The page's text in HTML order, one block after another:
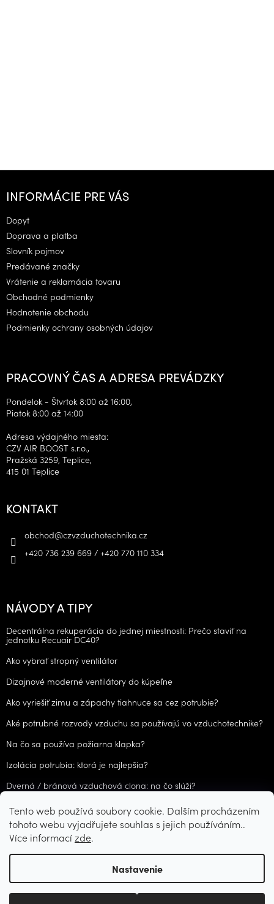
Tento web používá soubory cookie. Dalším procházením
tohoto webu vyjadřujete souhlas s jejich používáním..
Více informacízde.
Nastavenie
Z
INFORMÁCIE PRE VÁS
Dopyt
Doprava a platba
Slovník pojmov
Predávané značky
Vrátenie a reklamácia tovaru
Obchodné podmienky
Hodnotenie obchodu
Podmienky ochrany osobných údajov
PRACOVNÝ ČAS A ADRESA PREVÁDZKY
Pondelok - Štvrtok 8:00 až 16:00,
Piatok 8:00 až 14:00
Adresa výdajného miesta:
CZV AIR BOOST s.r.o.,
Pražská 3259, Teplice,
415 01 Teplice
KONTAKT
obchod@czvzduchotechnika.cz
+420 736 239 669 / +420 770 110 334
NÁVODY A TIPY
Decentrálna rekuperácia do jednej miestnosti: Prečo staviť na
jednotku Recuair DC40?
Ako vybrať stropný ventilátor
Dizajnové moderné ventilátory do kúpeľne
Ako vyriešiť zimu a zápachy tiahnuce sa cez potrubie?
Aké potrubné rozvody vzduchu sa používajú vo vzduchotechnike?
Na čo sa používa požiarna klapka?
Izolácia potrubia: ktorá je najlepšia?
Dverná / bránová vzduchová clona: na čo slúži?
ARCHÍV
Vytvoril Shoptet
Copyright 2026CZVzduchotechnika.cz. Všetky práva